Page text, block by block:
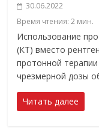
30.06.2022
Время чтения:2 мин.
Использование
(КТ) вместо
протонной
чрезмерной дозы
Читать далее